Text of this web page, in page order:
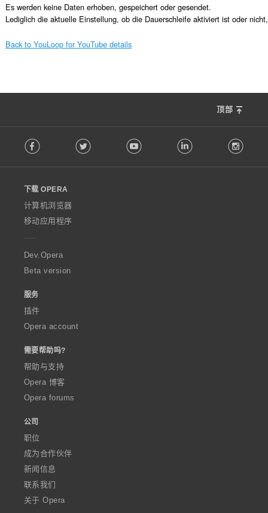
Es werden keine Daten erhoben, gespeichert oder gesendet.
Lediglich die aktuelle Einstellung, ob die Dauerschleife aktiviert ist oder
Back to YouLoop for YouTube details
顶部
o
w
O
p
e
a
Facebook Twitter Youtube LinkedIn
下载 OPERA
计算机浏览器
移动应用程序
Dev.Opera
Beta version
服务
插件
Opera account
需要帮助吗?
帮助与支持
Opera 博客
Opera forums
公司
职位
成为合作伙伴
新闻信息
联系我们
关于 Opera